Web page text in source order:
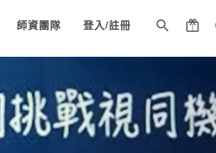
師資團隊 登入/註冊